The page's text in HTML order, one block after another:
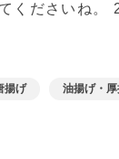
くださいね。
揚げ 油揚げ・